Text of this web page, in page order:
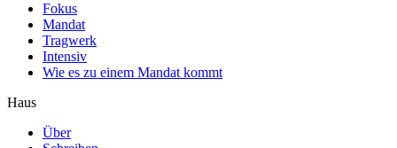
Fokus
Mandat
Tragwerk
Intensiv
Wie es zu einem Mandat kommt
Haus
Über